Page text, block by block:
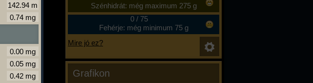
Szénhidrát: még maximum 275 g
0/ 75
Fehérje: még minimum 75 g
Mire jó ez?
Grafikon